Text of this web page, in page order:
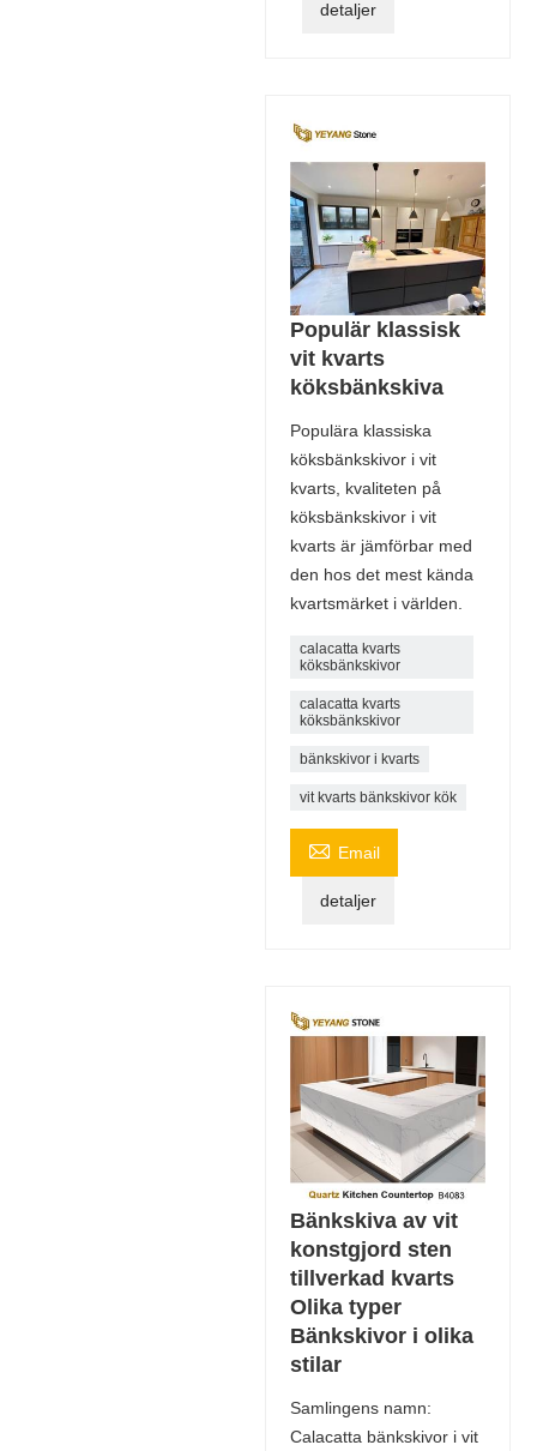
detaljer
Populär klassisk
vit kvarts
köksbänkskiva
Populära klassiska
köksbänkskivor i vit
kvarts, kvaliteten på
köksbänkskivor i vit
kvarts är jämförbar med
den hos det mest kända
kvartsmärket i världen.
calacatta kvarts
köksbänkskivor
calacatta kvarts
köksbänkskivor
bänkskivor i kvarts
vit kvarts bänkskivor kök
 Email
detaljer
Bänkskiva av vit
konstgjord sten
tillverkad kvarts
Olika typer
Bänkskivor i olika
stilar
Samlingens namn:
Calacatta bänkskivor i vit